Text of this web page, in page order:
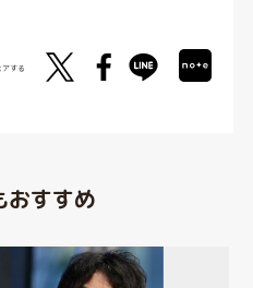
アする
おすすめ